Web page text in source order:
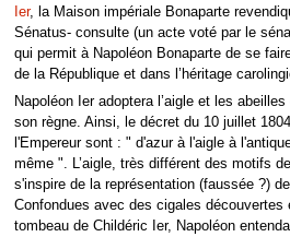
Ier, la Maison impériale Bonaparte
Sénatus- consulte (un acte voté par le
qui permit à Napoléon Bonaparte de se
de la République et dans l’héritage
Napoléon Ier adoptera l’aigle et les
son règne. Ainsi, le décret du 10 juillet
l'Empereur sont : " d'azur à l'aigle à
même ". L’aigle, très différent des motifs
s'inspire de la représentation (faussée ?)
Confondues avec des cigales découvertes
tombeau de Childéric Ier, Napoléon